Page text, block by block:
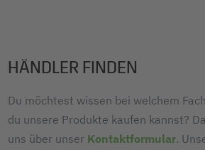
HÄNDLER FINDEN
Du möchtest wissen bei welchem
du unsere Produkte kaufen kannst?
uns über unser Kontaktformular.